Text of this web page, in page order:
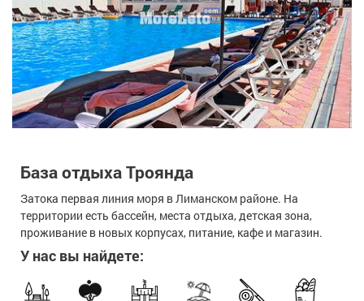
База отдыха Троянда
Затока первая линия моря в Лиманском районе. На
территории есть бассейн, места отдыха, детская зона,
проживание в новых корпусах, питание, кафе и магазин.
У нас вы найдете: